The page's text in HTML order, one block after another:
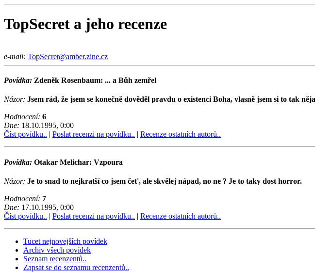
TopSecret a jeho recenze
e-mail: TopSecret@amber.zine.cz
Povídka: Zdeněk Rosenbaum: ... a Bůh zemřel
Názor: Jsem rád, že jsem se konečně dověděl pravdu o existenci Boha, vlasně jsem si to tak
Hodnocení: 6
Dne: 18.10.1995, 0:00
Číst povídku.. | Poslat recenzi na povídku.. | Recenze ostatních autorů..
Povídka: Otakar Melichar: Vzpoura
Názor: Je to snad to nejkratší co jsem čet', ale skvělej nápad, no ne ? Je to taky dost horror.
Hodnocení: 7
Dne: 17.10.1995, 0:00
Číst povídku.. | Poslat recenzi na povídku.. | Recenze ostatních autorů..
Tucet nejnovejších povídek
Archiv všech povídek
Seznam recenzentů..
Zapsat se do seznamu recenzentů..